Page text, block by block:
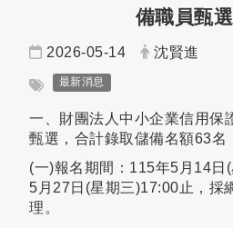
備職員甄
日期：
2026-05-14 發布者：
沈賢進
標籤：
最新消息
一、財團法人中小企業信用保
甄選，合計錄取儲備名額63名
(一)報名期間：115年5月14日
5月27日(星期三)17:00止，採
理。